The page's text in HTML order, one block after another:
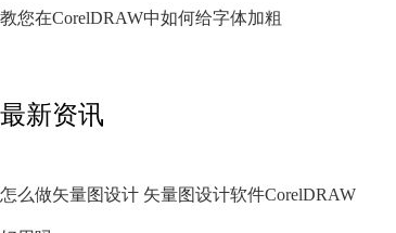
教您在CorelDRAW中如何给字体加粗
最新资讯
怎么做矢量图设计 矢量图设计软件CorelDRAW